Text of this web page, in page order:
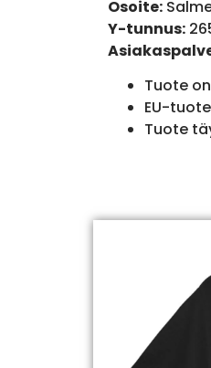
Osoite:
Y-tunnus:
Tuote
EU-
Tuote